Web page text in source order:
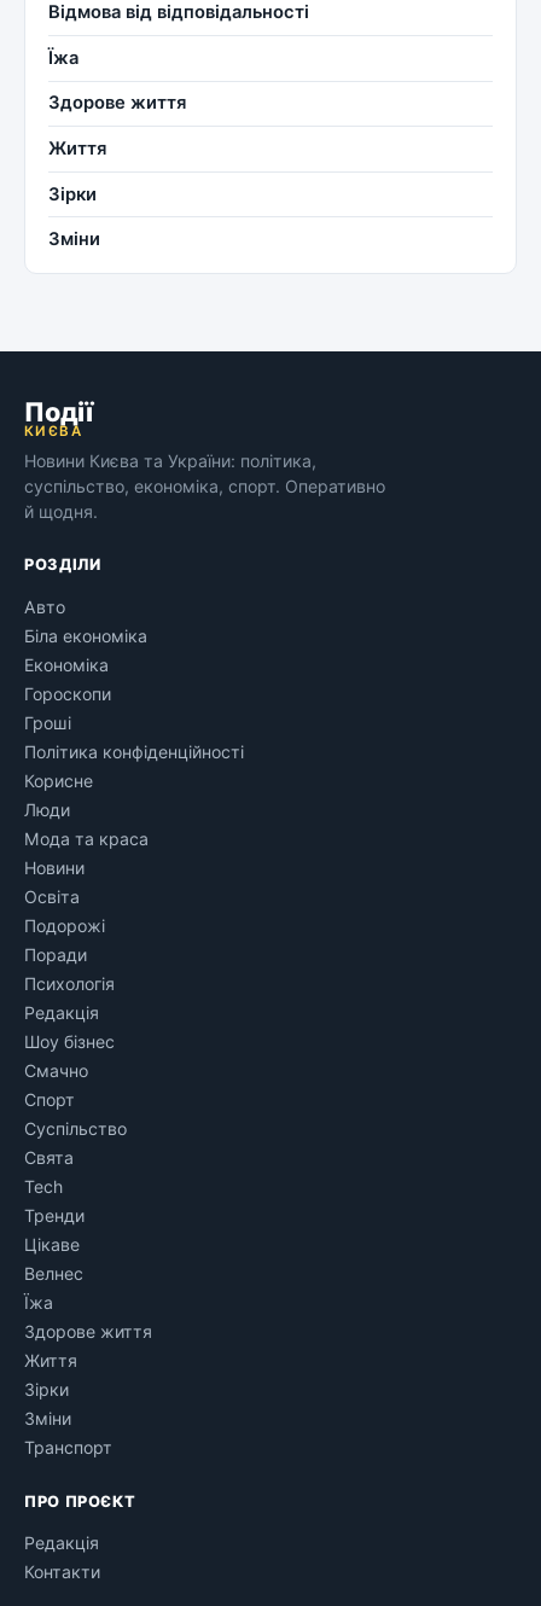
Відмова від відповідальності
Їжа
Здорове життя
Життя
Зірки
Зміни
Події
КИЄВА
Новини Києва та України: політика,
суспільство, економіка, спорт. Оперативно
й щодня.
РОЗДІЛИ
Авто
Біла економіка
Економіка
Гороскопи
Гроші
Політика конфіденційності
Корисне
Люди
Мода та краса
Новини
Освіта
Подорожі
Поради
Психологія
Редакція
Шоу бізнес
Смачно
Спорт
Суспільство
Свята
Tech
Тренди
Цікаве
Велнес
Їжа
Здорове життя
Життя
Зірки
Зміни
Транспорт
ПРО ПРОЄКТ
Редакція
Контакти